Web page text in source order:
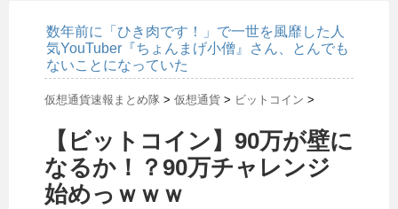
数年前に「ひき肉です！」で一世を風靡した人
気YouTuber『ちょんまげ小僧』さん、とんでも
ないことになっていた
仮想通貨速報まとめ隊 > 仮想通貨 > ビットコイン >
【ビットコイン】90万が壁に
なるか！？90万チャレンジ
始めっｗｗｗ